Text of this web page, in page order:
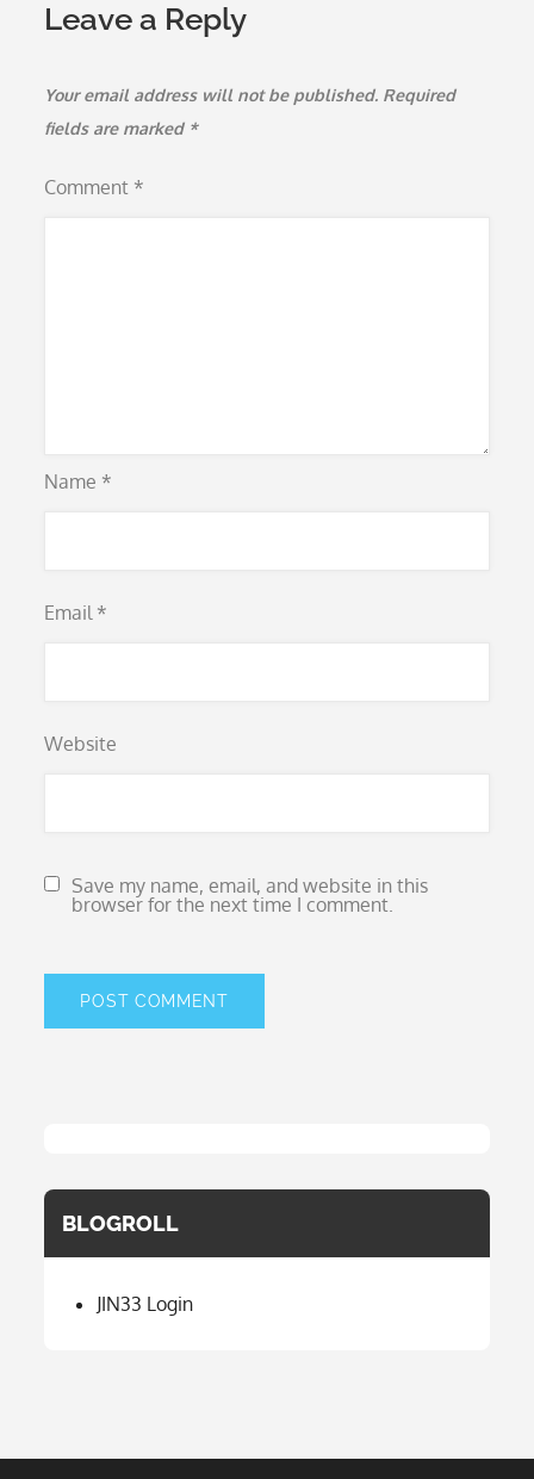
Leave a Reply
Your email address will not be published. Required
fields are marked *
Comment *
Name *
Email *
Website
Save my name, email, and website in this
browser for the next time I comment.
BLOGROLL
JIN33 Login